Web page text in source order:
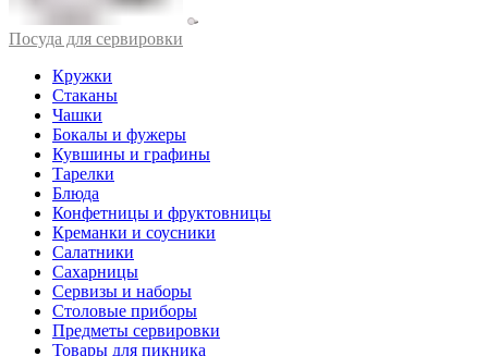
Посуда для сервировки
Кружки
Стаканы
Чашки
Бокалы и фужеры
Кувшины и графины
Тарелки
Блюда
Конфетницы и фруктовницы
Креманки и соусники
Салатники
Сахарницы
Сервизы и наборы
Столовые приборы
Предметы сервировки
Товары для пикника